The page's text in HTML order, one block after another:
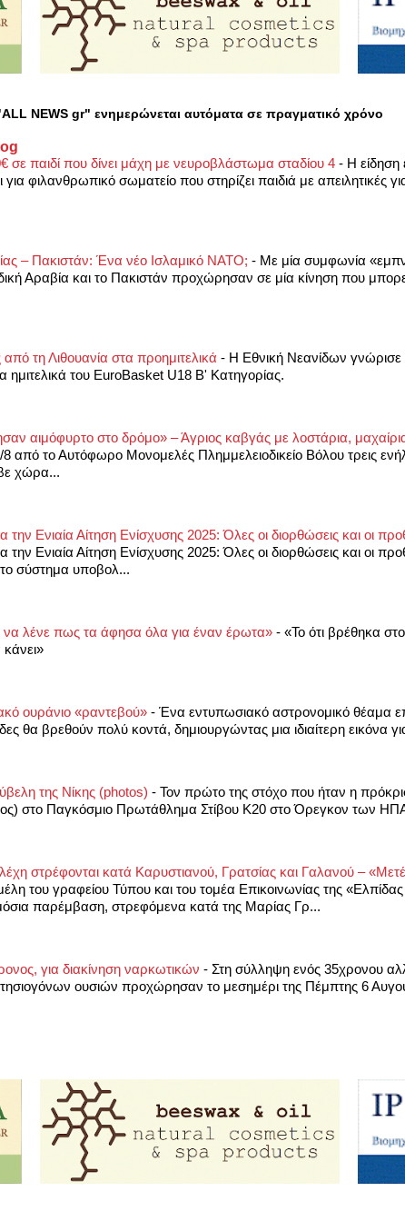
NEWS gr" ενημερώνεται αυτόματα σε πραγματικό χρόνο
παιδί που δίνει μάχη με νευροβλάστωμα σταδίου 4 - Η είδηση
φιλανθρωπικό σωματείο που στηρίζει παιδιά με απειλητικές
– Πακιστάν: Ένα νέο Ισλαμικό ΝΑΤΟ; - Με μία συμφωνία
Αραβία και το Πακιστάν προχώρησαν σε μία κίνηση που
τη Λιθουανία στα προημιτελικά - Η Εθνική Νεανίδων γνώρισε
του EuroBasket U18 Β' Κατηγορίας.
αιμόφυρτο στο δρόμο» – Άγριος καβγάς με λοστάρια,
το Αυτόφωρο Μονομελές Πλημμελειοδικείο Βόλου τρεις
χώρα...
την Ενιαία Αίτηση Ενίσχυσης 2025: Όλες οι διορθώσεις και οι
την Ενιαία Αίτηση Ενίσχυσης 2025: Όλες οι διορθώσεις και οι
το σύστημα υποβολ...
λένε πως τα άφησα όλα για έναν έρωτα» - «Το ότι βρέθηκα
ουράνιο «ραντεβού» - Ένα εντυπωσιακό αστρονομικό θέαμα
θα βρεθούν πολύ κοντά, δημιουργώντας μια ιδιαίτερη εικόνα
της Νίκης (photos) - Τον πρώτο της στόχο που ήταν η
στο Παγκόσμιο Πρωτάθλημα Στίβου Κ20 στο Όρεγκον των
στρέφονται κατά Καρυστιανού, Γρατσίας και Γαλανού –
του γραφείου Τύπου και του τομέα Επικοινωνίας της «Ελπίδας
παρέμβαση, στρεφόμενα κατά της Μαρίας Γρ...
για διακίνηση ναρκωτικών - Στη σύλληψη ενός 35χρονου
ουσιών προχώρησαν το μεσημέρι της Πέμπτης 6